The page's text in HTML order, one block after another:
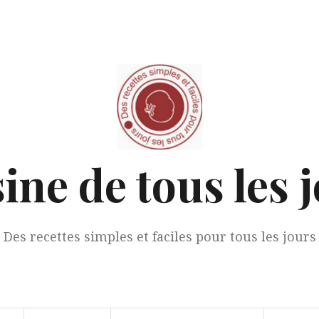
de tous les
Des recettes simples et faciles pour tous les jours